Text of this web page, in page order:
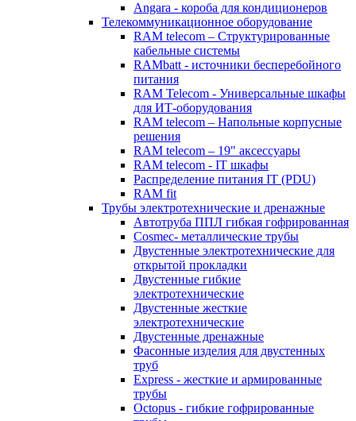
Angara - короба для кондиционеров
Телекоммуникационное оборудование
RAM telecom – Структурированные
кабельные системы
RAMbatt - источники бесперебойного
питания
RAM Telecom - Универсальные шкафы
для ИТ-оборудования
RAM telecom – Напольные корпусные
решения
RAM telecom – 19" аксессуары
RAM telecom - IT шкафы
Распределение питания IT (PDU)
RAM fit
Трубы электротехнические и дренажные
Автотруба ППЛ гибкая гофрированная
Cosmec- металлические трубы
Двустенные электротехнические для
открытой прокладки
Двустенные гибкие
электротехнические
Двустенные жесткие
электротехнические
Двустенные дренажные
Фасонные изделия для двустенных
труб
Express - жесткие и армированные
трубы
Octopus - гибкие гофрированные